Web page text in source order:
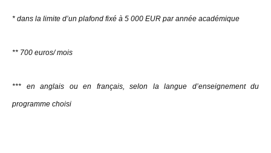
* dans la limite d’un plafond fixé à 5 000 EUR par année académique
** 700 euros/ mois
*** en anglais ou en français, selon la langue d’enseignement du
programme choisi